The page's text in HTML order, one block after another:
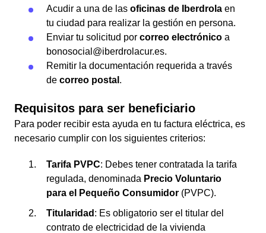
Acudir a una de las oficinas de Iberdrola en
tu ciudad para realizar la gestión en persona.
Enviar tu solicitud por correo electrónico a
bonosocial@iberdrolacur.es.
Remitir la documentación requerida a través
de correo postal .
Requisitos para ser beneficiario
Para poder recibir esta ayuda en tu factura eléctrica, es
necesario cumplir con los siguientes criterios:
Tarifa PVPC: Debes tener contratada la tarifa
regulada, denominada Precio Voluntario
para el Pequeño Consumidor (PVPC).
Titularidad : Es obligatorio ser el titular del
contrato de electricidad de la vivienda